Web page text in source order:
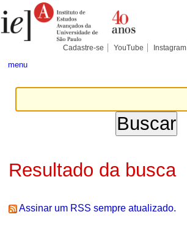
para
conteúdo.
Pessoais
Cadastre-se YouTube Instagram
menu
Resultado da busca
Assinar um RSS sempre atualizado.